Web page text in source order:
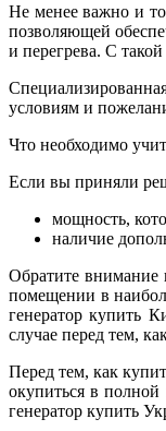
Не менее важно и
позволяющей
и перегрева. С
условиям и
Что необходимо
Если вы приняли
мощность,
наличие
Обратите внимание
помещении в
генератор купить
случае перед тем,
Перед тем, как
окупиться в
генератор купить